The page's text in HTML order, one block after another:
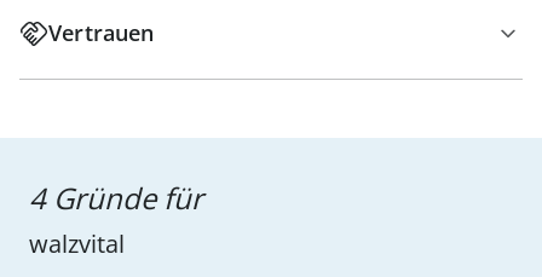
Vertrauen
4 Gründe für
walzvital